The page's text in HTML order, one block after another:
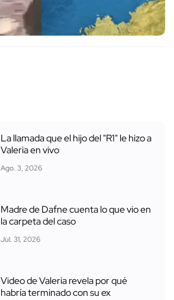
La llamada que el hijo del "R1" le hizo a
Valeria en vivo
Ago. 3, 2026
Madre de Dafne cuenta lo que vio en
la carpeta del caso
Jul. 31, 2026
Video de Valeria revela por qué
habría terminado con su ex